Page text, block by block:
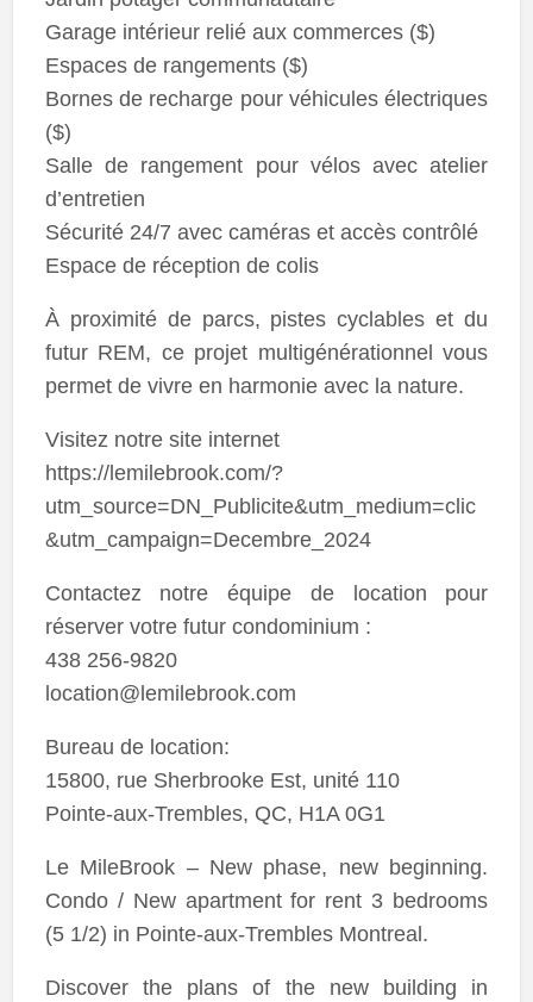
Garage intérieur relié aux commerces ($)
Espaces de rangements ($)
Bornes de recharge pour véhicules électriques
($)
Salle de rangement pour vélos avec atelier
d’entretien
Sécurité 24/7 avec caméras et accès contrôlé
Espace de réception de colis
À proximité de parcs, pistes cyclables et du
futur REM, ce projet multigénérationnel vous
permet de vivre en harmonie avec la nature.
Visitez notre site internet
https://lemilebrook.com/?
utm_source=DN_Publicite&utm_medium=clic
&utm_campaign=Decembre_2024
Contactez notre équipe de location pour
réserver votre futur condominium :
438 256-9820
location@lemilebrook.com
Bureau de location:
15800, rue Sherbrooke Est, unité 110
Pointe-aux-Trembles, QC, H1A 0G1
Le MileBrook – New phase, new beginning.
Condo / New apartment for rent 3 bedrooms
(5 1/2) in Pointe-aux-Trembles Montreal.
Discover the plans of the new building in